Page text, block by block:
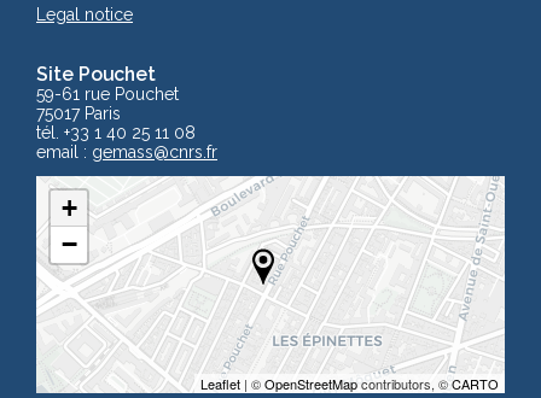
Site Pouchet
59-61 rue Pouchet
75017 Paris
tél. +33 1 40 25 11 08
email : gemass@cnrs.fr
+
−
Leaflet | ©OpenStreetMapcontributors, ©CARTO
Legal notice